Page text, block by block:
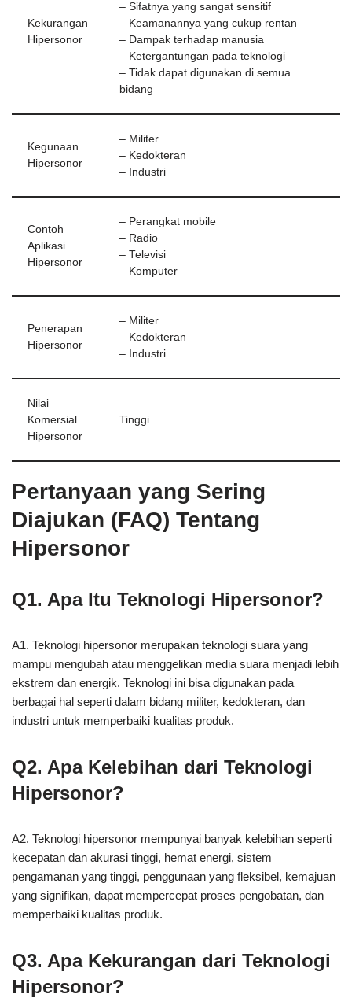
Kekurangan
Hipersonor
– Sifatnya yang sangat sensitif
– Keamanannya yang cukup rentan
– Dampak terhadap manusia
– Ketergantungan pada teknologi
– Tidak dapat digunakan di semua
bidang
Kegunaan
Hipersonor
– Militer
– Kedokteran
– Industri
Contoh
Aplikasi
Hipersonor
– Perangkat mobile
– Radio
– Televisi
– Komputer
Penerapan
Hipersonor
– Militer
– Kedokteran
– Industri
Nilai
Komersial
Hipersonor
Tinggi
Pertanyaan yang Sering
Diajukan (FAQ) Tentang
Hipersonor
Q1. Apa Itu Teknologi Hipersonor?
A1. Teknologi hipersonor merupakan teknologi suara yang
mampu mengubah atau menggelikan media suara menjadi lebih
ekstrem dan energik. Teknologi ini bisa digunakan pada
berbagai hal seperti dalam bidang militer, kedokteran, dan
industri untuk memperbaiki kualitas produk.
Q2. Apa Kelebihan dari Teknologi
Hipersonor?
A2. Teknologi hipersonor mempunyai banyak kelebihan seperti
kecepatan dan akurasi tinggi, hemat energi, sistem
pengamanan yang tinggi, penggunaan yang fleksibel, kemajuan
yang signifikan, dapat mempercepat proses pengobatan, dan
memperbaiki kualitas produk.
Q3. Apa Kekurangan dari Teknologi
Hipersonor?